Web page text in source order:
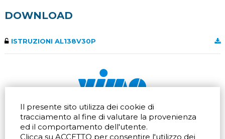
Il presente sito utilizza dei cookie di
tracciamento al fine di valutare la provenienza
ed il comportamento dell'utente.
Clicca su ACCETTO per consentire l'utilizzo dei
DOWNLOAD
ISTRUZIONI AL138V30P
Via dell'artigianato 32Q
20865 Usmate Velate (MB)
Indicazioni Stradali
Tel. +39 039 672520
Fax +39 039 672568
Email